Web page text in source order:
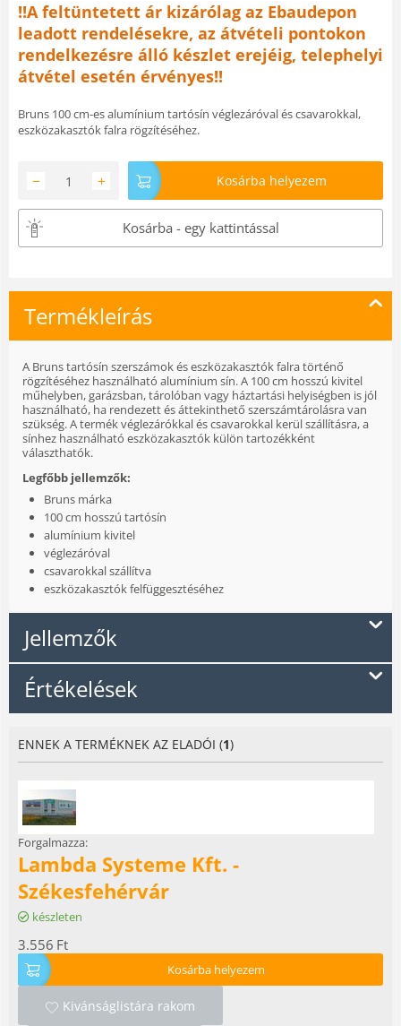
!!A feltüntetett ár kizárólag az Ebaudepon
leadott rendelésekre, az átvételi pontokon
rendelkezésre álló készlet erejéig, telephelyi
átvétel esetén érvényes!!
Bruns 100 cm-es alumínium tartósín véglezáróval és csavarokkal,
eszközakasztók falra rögzítéséhez.
+
− Kosárba helyezem
Kosárba - egy kattintással
Termékleírás
A Bruns tartósín szerszámok és eszközakasztók falra történő
rögzítéséhez használható alumínium sín. A 100 cm hosszú kivitel
műhelyben, garázsban, tárolóban vagy háztartási helyiségben is jól
használható, ha rendezett és áttekinthető szerszámtárolásra van
szükség. A termék véglezárókkal és csavarokkal kerül szállításra, a
sínhez használható eszközakasztók külön tartozékként
választhatók.
Legfőbb jellemzők:
Bruns márka
100 cm hosszú tartósín
alumínium kivitel
véglezáróval
csavarokkal szállítva
eszközakasztók felfüggesztéséhez
Jellemzők
Értékelések
ENNEK A TERMÉKNEK AZ ELADÓI (1)
Forgalmazza:
Lambda Systeme Kft. -
Székesfehérvár
készleten
3.556 Ft
Kosárba helyezem
Kivánságlistára rakom